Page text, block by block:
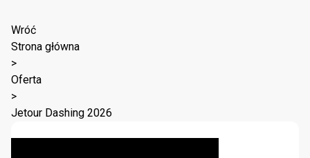
Wróć
Strona główna
>
Oferta
>
Jetour Dashing 2026